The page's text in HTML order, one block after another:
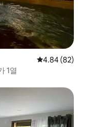
평점 4.84점(5
4.84 (82)
1열